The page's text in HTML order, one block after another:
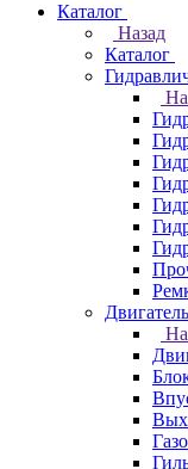
Каталог
Назад
Каталог
Двигатель